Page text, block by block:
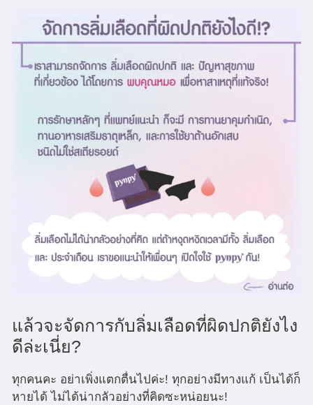
แล้วจะจัดการกับลิ่มเลือดที่ผิดปกติยังไง
ดีล่ะเนี่ย?
ทุกคนคะ อย่าเพิ่งแตกตื่นไปค่ะ! ทุกอย่างมีทางแก้ เป็นได้ก็
หายได้ ไม่ได้น่ากลัวอย่างที่คิดซะหน่อยนะ!